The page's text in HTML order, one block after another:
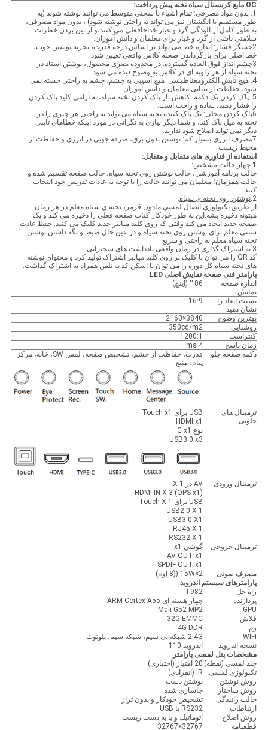
OC مایع کریستال سیاه تخته پیش پرداخت:
1. بدون مواد مصرفی: تمام اشیاء با سختی متوسط می توانند نوشته شوند (به
طور مستقیم با انگشتان نیز می تواند به راحتی نوشته شود) ، بدون مواد مصرفی،
به طور کامل از آلودگی گرد و غبار خداحافظی می کنند،و از بین بردن خطرات
سلامتی ناشی از گرد و غبار برای معلمان و دانش آموزان.
2حسگر فشار: اندازه خط می تواند بر اساس درجه قدرت، تجربه نوشتن خوب،
خط اصلی برای بازگرداندن صحنه کلاس واقعی تعیین شود.
3چشم انداز فوق العاده گسترده: در محدوده بصری محصول، نوشتن استاد در
تخته سیاه از هر زاویه ای در کلاس به وضوح دیده می شود.
4. هیچ تابش الکترومغناطیسی: هیچ آسیبی به چشم، چشم به راحتی خسته نمی
شود، حفاظت از بینایی معلمان و دانش آموزان.
5. پاک کردن یک دکمه: کاهش بار پاک کردن تخته سیاه، به آرامی کلید پاک کردن
را فشار دهید، ساده و راحت است.
6پاک کردن محلی: یک پاک کننده تخته سیاه می تواند به راحتی هر چیزی را در
تخته به میل پاک کند، و شما دیگر نیازی به نگرانی در مورد اینکه خطاهای تایپی
دیگر نمی تواند اصلاح شود ندارید.
7مصرف انرژی بسیار کم: نوشتن بدون برق، صرفه جویی در انرژی و حفاظت از
محیط زیست
استفاده از فناوری های متقابل و متقابل:
1
.چهار حالت مشخص:
حالت برنامه آموزشی، حالت نوشتن روی تخته سیاه، حالت صفحه تقسیم شده و
حالت همزمان؛ معلمان می توانند حالت را با توجه به عادات تدریس خود انتخاب
کنند
2. نوشتن روی تخته ی سیاه:
از طريق تکنولوژي اتصال لمسي مادون قرمز، تخته ي سياه معلم در هر زمان
ميتونه ذخیره بشه.این به طور خودکار کتاب صفحه فعلی را ذخیره می کند و یک
صفحه جدید ایجاد می کند وقتی که روی کلید میانبر جدید کلیک می کنید. حفظ عادت
سنتی معلم برای نوشتن روی تخته سیاه و در عین حال ضبط و نگه داشتن نوشتن
تخته سیاه معلم به راحتی و سریع
3. به اشتراک گذاری در زمان واقعی یادداشت های سخنرانی:
کد QR را می توان با کلیک بر روی کلید میانبر اشتراک تولید کرد و محتوای نوشته
های تخته سیاه کل دوره را می توان با اسکن کد به تلفن همراه به اشتراک گذاشت.
پارامتر فنی صفحه نمایش اصلی LED
اندازه صفحه
نمایش
86 ′′ (اینچ)
نسبت ابعاد را
نشان دهید
16:9
بهترین وضوح
3840×2160
روشنایی
350cd/m2
کنتراست
1200:1
زمان پاسخ
4 ms
دکمه صفحه جلو
قدرت، حفاظت از چشم، تشخیص صفحه، لمس SW، خانه، مرکز
پیام، منبع
ترمینال های
جلویی
USB برای Touch x1
HDMI x1
نوع C x1
USB3.0 x3
ترمینال ورودی
AV در X 1
HDMI IN X 3 (OPS x1)
USB برای Touch X 1
USB2.0 X 1
USB3.0 X1
RJ45 X 1
RS232 X 1
ترمینال خروجی
گوشي x1
AV OUT x1
SPDIF OUT x1
مصرف صوتی
2×15W ((8 اوم)
پارامترهای سیستم اندروید
راه حل
T982
پردازنده
چهار هسته ای ARM Cortex-A55
GPU
Mali-G52 MP2
فلاش
32G EMMC
رم
4G DDR
WIFI
2.4G شبکه بی سیم، شبکه سیم، بلوتوث
نسخه اندروید
اندرويد 110
مشخصات پنل لمسی پارامتر
چند لمسی (نقطه) 20 امتیاز (اختیاری)
تکنولوژی لمسی
IR (انفرادی)
روش نوشتن
نوشتن دست
روش ساختار
جاسازی شده
حالت رانندگی
تشخیص خودکار و بدون تراز
ارتباطات
RS232 یا USB
روش اصلاح
اتوماتيك و يا به دست ريست
قطعنامه
32767×32767